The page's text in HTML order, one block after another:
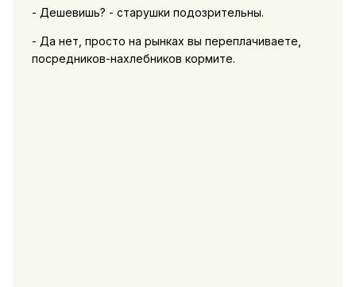
- Дешевишь? - старушки подозрительны.
- Да нет, просто на рынках вы переплачиваете,
посредников-нахлебников кормите.